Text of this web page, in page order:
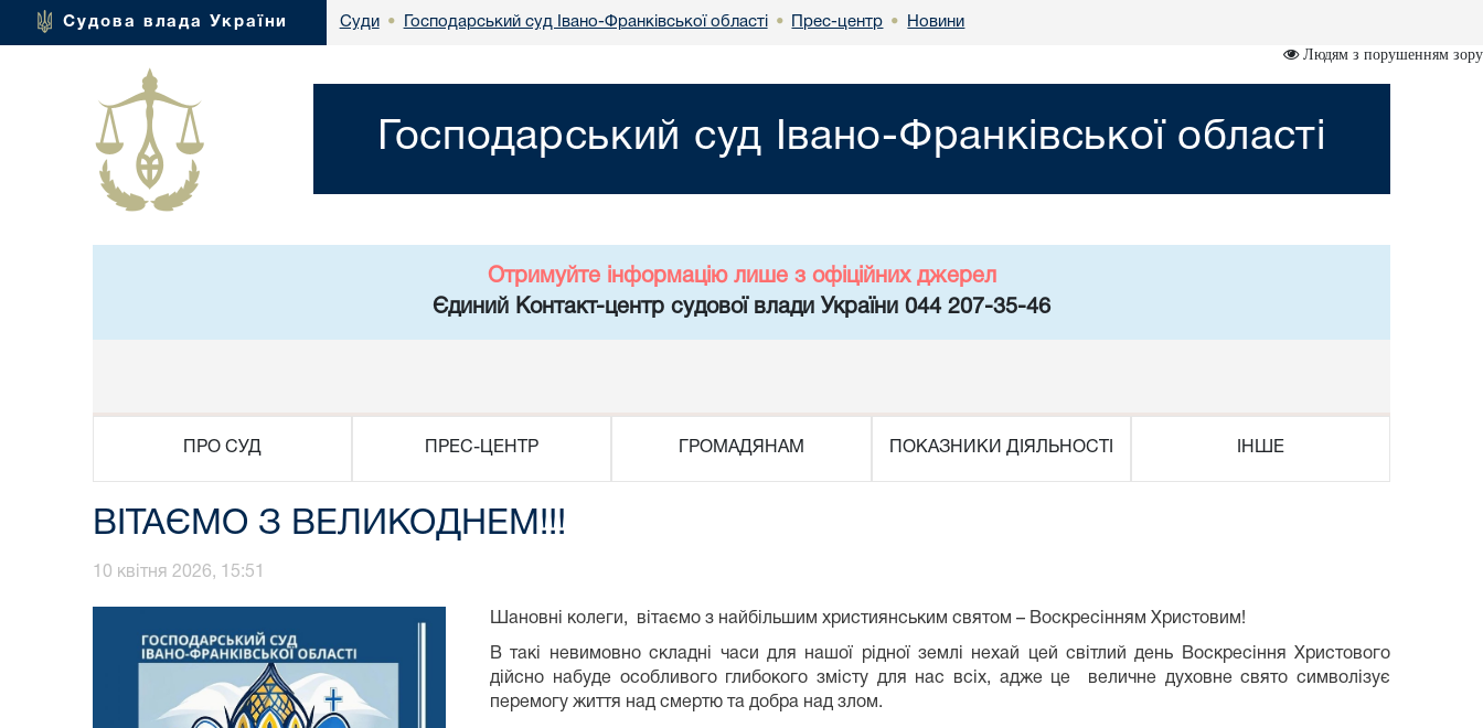
Судова влада України Суди • Господарський суд Івано-Франківської області • Прес-центр • Новини
Людям з порушенням зору
Господарський суд Івано-Франківської області
Отримуйте інформацію лише з офіційних джерел
Єдиний Контакт-центр судової влади України 044 207-35-46
ПРО СУД ПРЕС-ЦЕНТР ГРОМАДЯНАМ ПОКАЗНИКИ ДІЯЛЬНОСТІ ІНШЕ
ВІТАЄМО З ВЕЛИКОДНЕМ!!!
10 квітня 2026, 15:51
Шановні колеги, вітаємо з найбільшим християнським святом – Воскресінням Христовим!
В такі невимовно складні часи для нашої рідної землі нехай цей світлий день Воскресіння Христового
дійсно набуде особливого глибокого змісту для нас всіх, адже це величне духовне свято символізує
перемогу життя над смертю та добра над злом.